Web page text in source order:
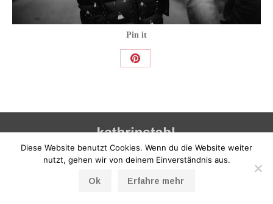
Pin it
Share
© Kinderfotografie Kathrin Stahl Hamburg |Impressum
Diese Website benutzt Cookies. Wenn du die Website weiter
nutzt, gehen wir von deinem Einverständnis aus.
Ok Erfahre mehr